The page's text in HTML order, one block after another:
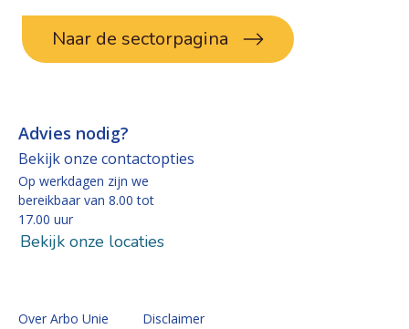
Naar de sectorpagina
Advies nodig?
Bekijk onze contactopties
Op werkdagen zijn we
bereikbaar van 8.00 tot
17.00 uur
Bekijk onze locaties
Over Arbo Unie Disclaimer